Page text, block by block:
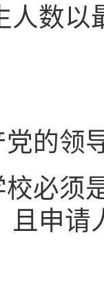
人数以
的领
必须
且申请